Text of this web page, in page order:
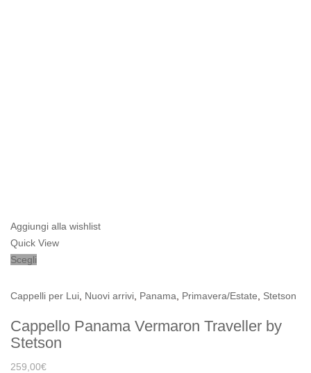
Aggiungi alla wishlist
Quick View
Scegli
Cappelli per Lui Nuovi arrivi Panama Primavera/Estate Stetson
Cappello Panama Vermaron Traveller by
Stetson
259,00€